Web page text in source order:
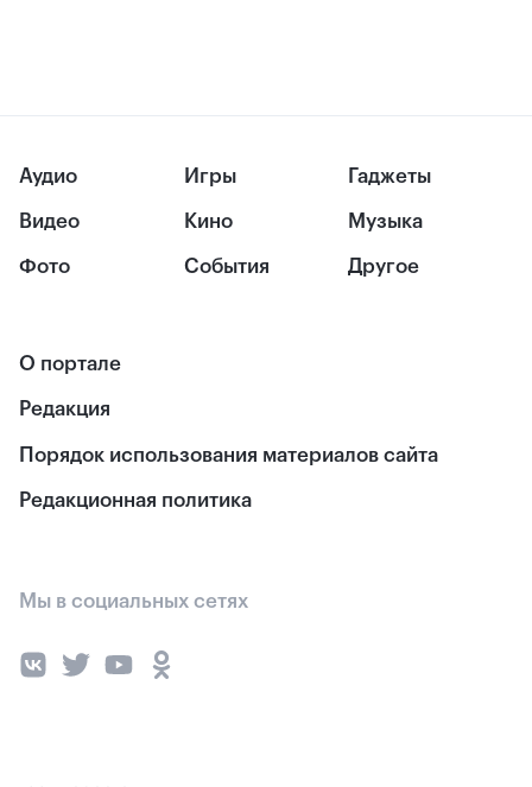
Аудио
Видео
Фото
Игры
Кино
События
Гаджеты
Музыка
Другое
О портале
Редакция
Порядок использования материалов сайта
Редакционная политика
Мы в социальных сетях